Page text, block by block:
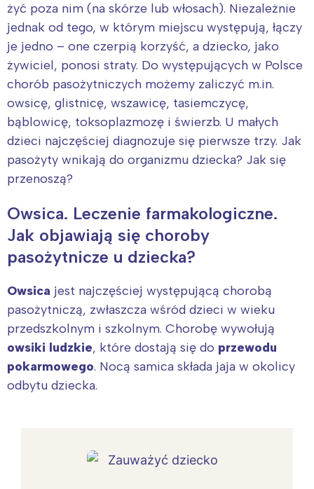
żyć poza nim (na skórze lub włosach). Niezależnie
jednak od tego, w którym miejscu występują, łączy
je jedno – one czerpią korzyść, a dziecko, jako
żywiciel, ponosi straty. Do występujących w Polsce
chorób pasożytniczych możemy zaliczyć m.in.
owsicę, glistnicę, wszawicę, tasiemczycę,
bąblowicę, toksoplazmozę i świerzb. U małych
dzieci najczęściej diagnozuje się pierwsze trzy. Jak
pasożyty wnikają do organizmu dziecka? Jak się
przenoszą?
Owsica. Leczenie farmakologiczne.
Jak objawiają się choroby
pasożytnicze u dziecka?
Owsica jest najczęściej występującą chorobą
pasożytniczą, zwłaszcza wśród dzieci w wieku
przedszkolnym i szkolnym. Chorobę wywołują
owsiki ludzkie, które dostają się do przewodu
pokarmowego. Nocą samica składa jaja w okolicy
odbytu dziecka.